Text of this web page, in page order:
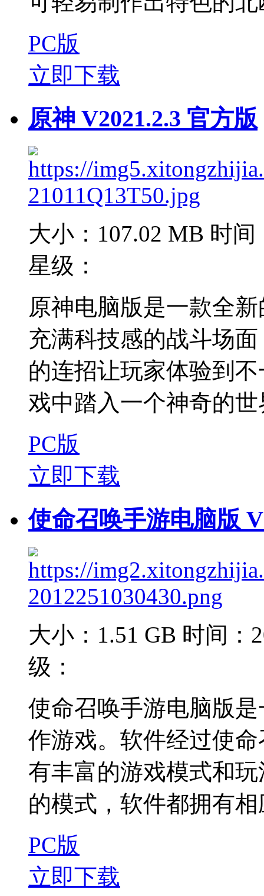
PC版
立即下载
原神 V2021.2.3 官方版
大小：107.02 MB 时间
星级：
原神电脑版是一款全
充满科技感的战斗场
的连招让玩家体验到
戏中踏入一个神奇的
PC版
立即下载
使命召唤手游电脑版
大小：1.51 GB 时间：
级：
使命召唤手游电脑版
作游戏。软件经过使
有丰富的游戏模式和
的模式，软件都拥有
PC版
立即下载